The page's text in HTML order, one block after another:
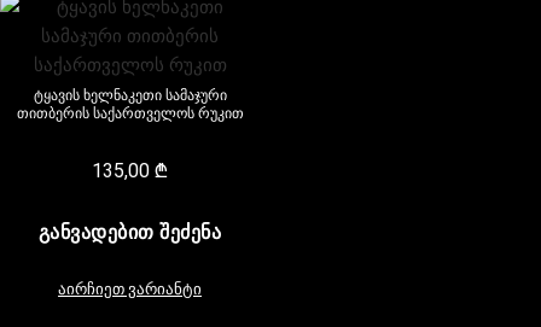
ტყავის ხელნაკეთი სამაჯური
თითბერის საქართველოს რუკით
135,00₾
ᲒᲐᲜᲕᲐᲓᲔᲑᲘᲗ ᲨᲔᲫᲔᲜᲐ
აირჩიეთ ვარიანტი